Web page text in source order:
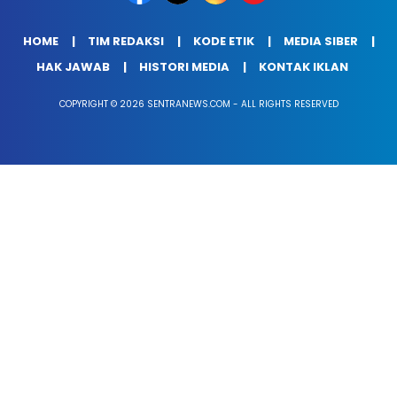
HOME TIM REDAKSI KODE ETIK
MEDIA SIBER
HAK JAWAB
HISTORI MEDIA KONTAK IKLAN
COPYRIGHT © 2026 SENTRANEWS.COM - ALL RIGHTS RESERVED